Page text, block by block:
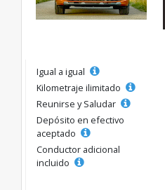
Igual a igual
Kilometraje ilimitado
Reunirse y Saludar
Depósito en efectivo
aceptado
Conductor adicional
incluido